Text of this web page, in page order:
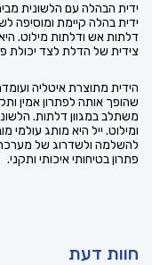
ידית בהלה קיימת ומוסיפה
דלתות אש ודלתות מילוט.
צידית של הדלת לצד יכולת
הידית מתוצרת איטליה
שהופך אותה לפתרון אמין
משתלב במגוון דלתות.
ומילוט. ייל היא מותג עולמי
להשלמה ולשדרוג של
פתרון בטיחותי איכותי ותקני.
חוות דעת